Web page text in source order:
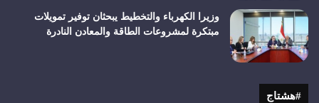
وزيرا الكهرباء والتخطيط يبحثان توفير تمويلات
مبتكرة لمشروعات الطاقة والمعادن النادرة
#هشتاج